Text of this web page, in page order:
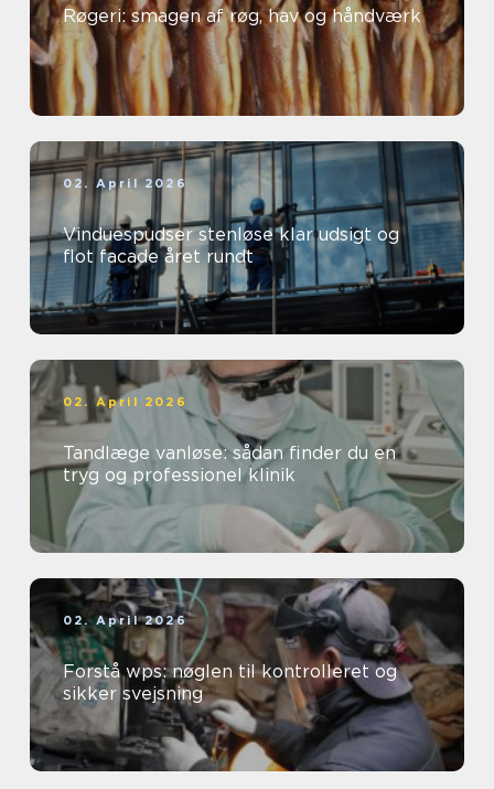
Røgeri: smagen af røg, hav og håndværk
02. April 2026
Vinduespudser stenløse klar udsigt og
flot facade året rundt
02. April 2026
Tandlæge vanløse: sådan finder du en
tryg og professionel klinik
02. April 2026
Forstå wps: nøglen til kontrolleret og
sikker svejsning